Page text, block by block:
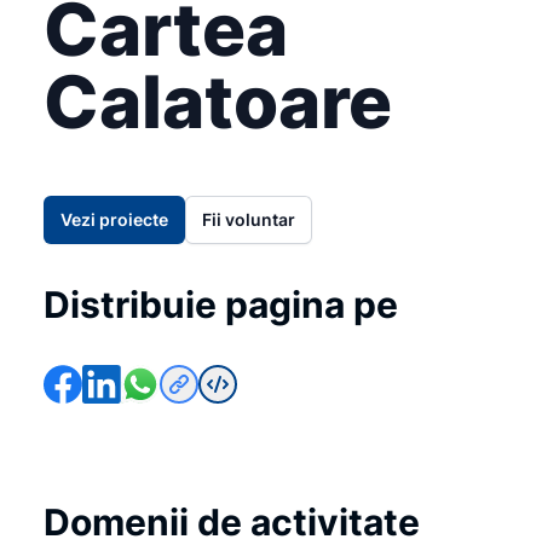
Cartea
Calatoare
Vezi proiecte Fii voluntar
Distribuie pagina pe
Domenii de activitate